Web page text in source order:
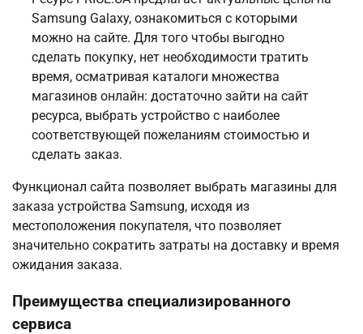
Samsung Galaxy, ознакомиться с которыми
можно на сайте. Для того чтобы выгодно
сделать покупку, нет необходимости тратить
время, осматривая каталоги множества
магазинов онлайн: достаточно зайти на сайт
ресурса, выбрать устройство с наиболее
соответствующей пожеланиям стоимостью и
сделать заказ.
Функционал сайта позволяет выбрать магазины для
заказа устройства Samsung, исходя из
местоположения покупателя, что позволяет
значительно сократить затраты на доставку и время
ожидания заказа.
Преимущества специализированного
сервиса